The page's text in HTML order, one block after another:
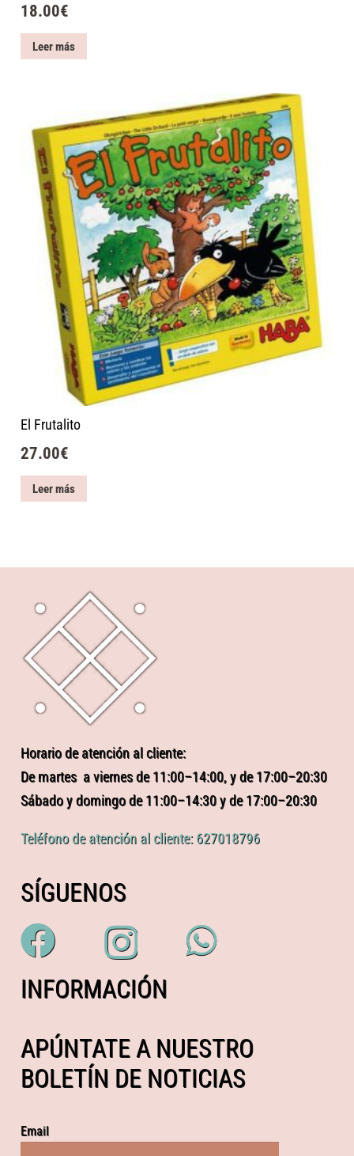
18.00€
Leer más
El Frutalito
27.00€
Leer más
Horario de atención al cliente:
De martes a viernes de 11:00–14:00, y de 17:00–20:30
Sábado y domingo de 11:00–14:30 y de 17:00–20:30
Teléfono de atención al cliente: 627018796
SÍGUENOS
INFORMACIÓN
APÚNTATE A NUESTRO
BOLETÍN DE NOTICIAS
Email